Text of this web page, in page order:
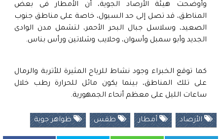
وأوضحت هيئة الأرصاد الجوية، أن الأمطار فى بعض
المناطق، قد تصل إلى حد السيول، خاصة على مناطق جنوب
الصعيد، وسلاسل جبال البحر الأحمر، لتشمل مدن الوادى
الجديد وأبو سمبل وأسوان، وحلايب وشلاتين ورأس بناس.
كما توقع الخبراء وجود نشاط للرياح المثيرة للأتربة والرمال
على تلك المناطق، بينما يكون مائل للحرارة رطب خلال
ساعات الليل على معظم أنحاء الجمهورية.
الأرصاد أمطار طقس ظواهر جوية